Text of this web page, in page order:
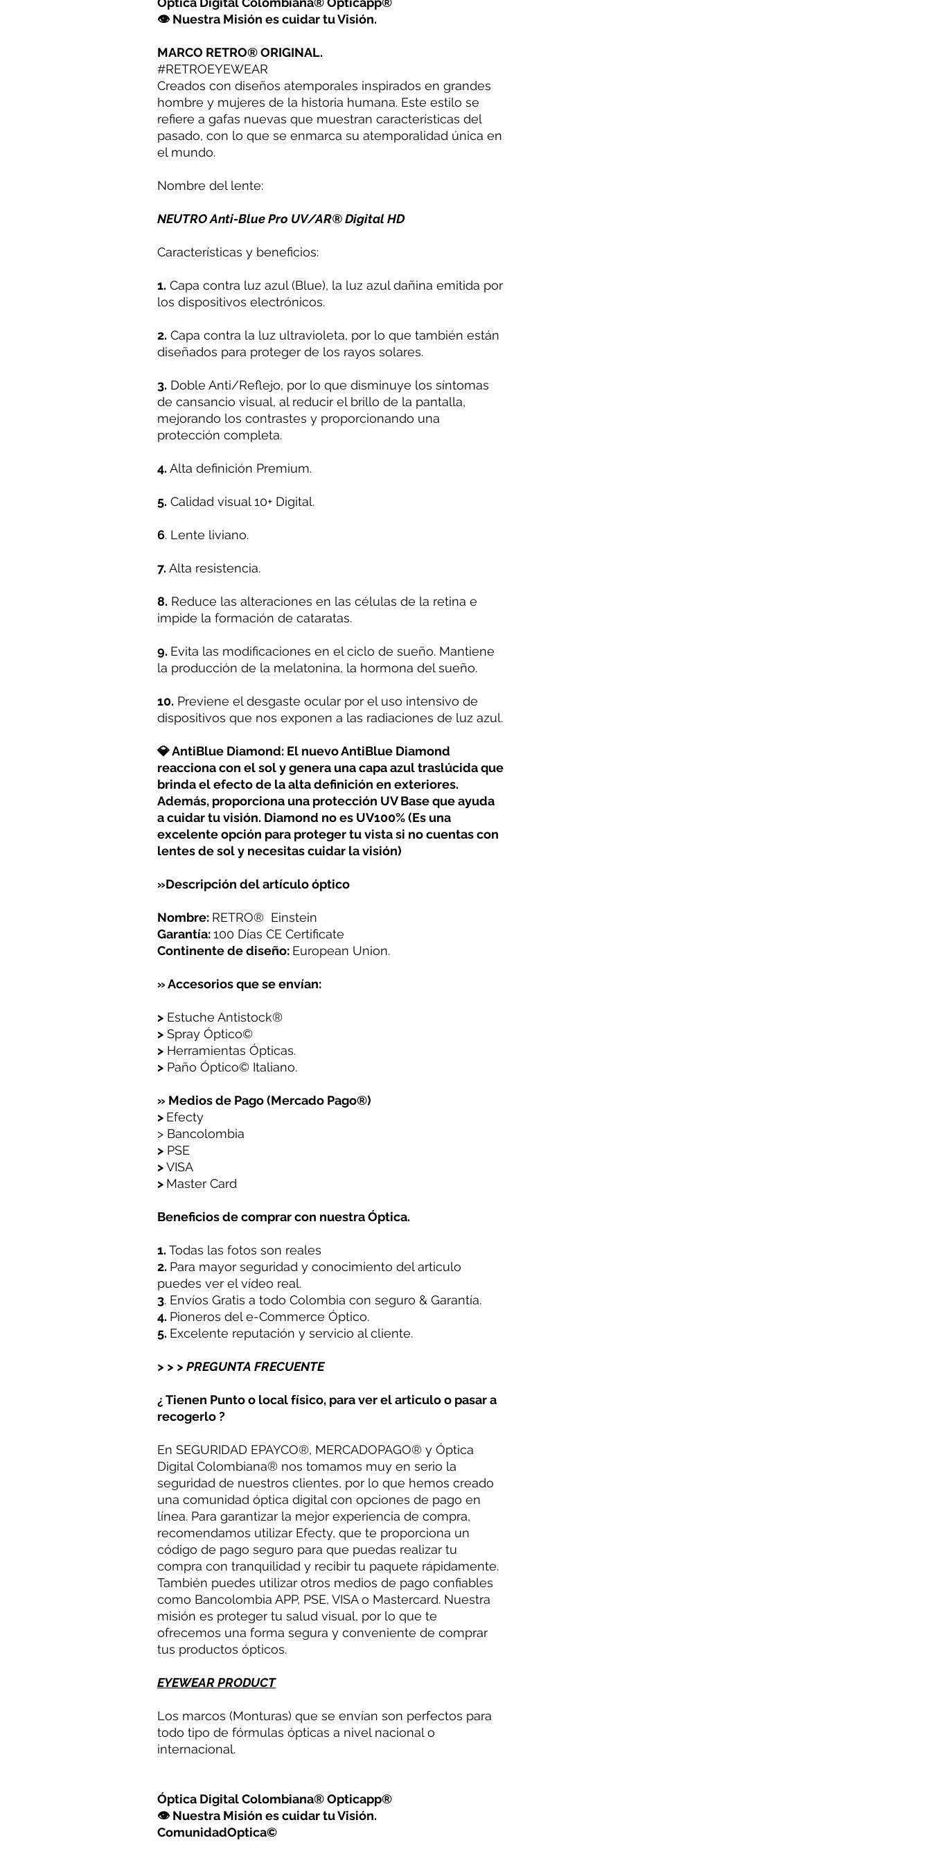
👁 Nuestra Misión es cuidar tu Visión.
MARCO RETRO® ORIGINAL.
#RETROEYEWEAR
Creados con diseños atemporales inspirados en grandes
hombre y mujeres de la historia humana. Este estilo se
refiere a gafas nuevas que muestran características del
pasado, con lo que se enmarca su atemporalidad única en
el mundo.
Nombre del lente:
NEUTRO Anti-Blue Pro UV/AR® Digital HD
Características y beneficios:
1. Capa contra luz azul (Blue), la luz azul dañina emitida por
los dispositivos electrónicos.
2. Capa contra la luz ultravioleta, por lo que también están
diseñados para proteger de los rayos solares.
3. Doble Anti/Reflejo, por lo que disminuye los síntomas
de cansancio visual, al reducir el brillo de la pantalla,
mejorando los contrastes y proporcionando una
protección completa.
4. Alta definición Premium.
5. Calidad visual 10+ Digital.
6. Lente liviano.
7. Alta resistencia.
8. Reduce las alteraciones en las células de la retina e
impide la formación de cataratas.
9. Evita las modificaciones en el ciclo de sueño. Mantiene
la producción de la melatonina, la hormona del sueño.
10. Previene el desgaste ocular por el uso intensivo de
dispositivos que nos exponen a las radiaciones de luz azul.
💎 AntiBlue Diamond: El nuevo AntiBlue Diamond
reacciona con el sol y genera una capa azul traslúcida que
brinda el efecto de la alta definición en exteriores.
Además, proporciona una protección UV Base que ayuda
a cuidar tu visión. Diamond no es UV100% (Es una
excelente opción para proteger tu vista si no cuentas con
lentes de sol y necesitas cuidar la visión)
»Descripción del artículo óptico
Nombre: RETRO® Einstein
Garantía:100 Días CE Certificate
Continente de diseño: European Union.
» Accesorios que se envían:
> Estuche Antistock®
> Spray Óptico©
> Herramientas Ópticas.
> Paño Óptico© Italiano.
» Medios de Pago (Mercado Pago®)
> Efecty
> Bancolombia
> PSE
>VISA
> Master Card
Beneficios de comprar con nuestra Óptica.
1. Todas las fotos son reales
2. Para mayor seguridad y conocimiento del articulo
puedes ver el vídeo real.
3. Envíos Gratis a todo Colombia con seguro & Garantía.
4. Pioneros del e-Commerce Óptico.
5. Excelente reputación y servicio al cliente.
> > > PREGUNTA FRECUENTE
¿ Tienen Punto o local físico, para ver el articulo o pasar a
recogerlo ?
En SEGURIDAD EPAYCO®, MERCADOPAGO® y Óptica
Digital Colombiana® nos tomamos muy en serio la
seguridad de nuestros clientes, por lo que hemos creado
una comunidad óptica digital con opciones de pago en
línea. Para garantizar la mejor experiencia de compra,
recomendamos utilizar Efecty, que te proporciona un
código de pago seguro para que puedas realizar tu
compra con tranquilidad y recibir tu paquete rápidamente.
También puedes utilizar otros medios de pago confiables
como Bancolombia APP, PSE, VISA o Mastercard. Nuestra
misión es proteger tu salud visual, por lo que te
ofrecemos una forma segura y conveniente de comprar
tus productos ópticos.
EYEWEAR PRODUCT
Los marcos (Monturas) que se envían son perfectos para
todo tipo de fórmulas ópticas a nivel nacional o
internacional.
Óptica Digital Colombiana® Opticapp®
👁 Nuestra Misión es cuidar tu Visión.
ComunidadOptica©